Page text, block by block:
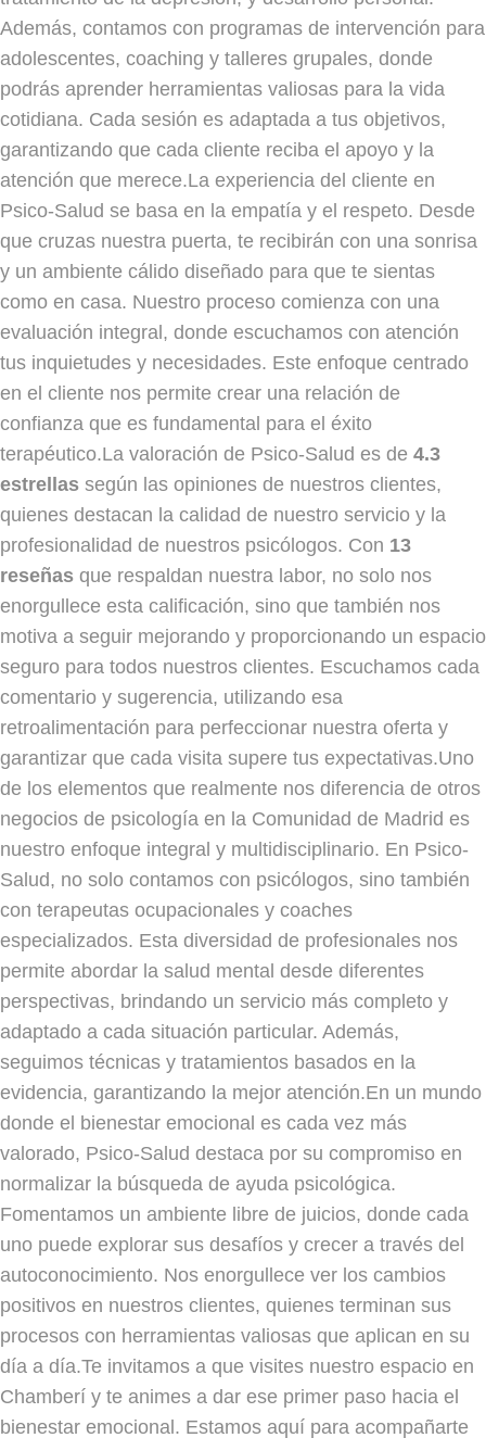
Además, contamos con programas de intervención para
adolescentes, coaching y talleres grupales, donde
podrás aprender herramientas valiosas para la vida
cotidiana. Cada sesión es adaptada a tus objetivos,
garantizando que cada cliente reciba el apoyo y la
atención que merece.La experiencia del cliente en
Psico-Salud se basa en la empatía y el respeto. Desde
que cruzas nuestra puerta, te recibirán con una sonrisa
y un ambiente cálido diseñado para que te sientas
como en casa. Nuestro proceso comienza con una
evaluación integral, donde escuchamos con atención
tus inquietudes y necesidades. Este enfoque centrado
en el cliente nos permite crear una relación de
confianza que es fundamental para el éxito
terapéutico.La valoración de Psico-Salud es de 4.3
estrellas según las opiniones de nuestros clientes,
quienes destacan la calidad de nuestro servicio y la
profesionalidad de nuestros psicólogos. Con 13
reseñas que respaldan nuestra labor, no solo nos
enorgullece esta calificación, sino que también nos
motiva a seguir mejorando y proporcionando un espacio
seguro para todos nuestros clientes. Escuchamos cada
comentario y sugerencia, utilizando esa
retroalimentación para perfeccionar nuestra oferta y
garantizar que cada visita supere tus expectativas.Uno
de los elementos que realmente nos diferencia de otros
negocios de psicología en la Comunidad de Madrid es
nuestro enfoque integral y multidisciplinario. En Psico-
Salud, no solo contamos con psicólogos, sino también
con terapeutas ocupacionales y coaches
especializados. Esta diversidad de profesionales nos
permite abordar la salud mental desde diferentes
perspectivas, brindando un servicio más completo y
adaptado a cada situación particular. Además,
seguimos técnicas y tratamientos basados en la
evidencia, garantizando la mejor atención.En un mundo
donde el bienestar emocional es cada vez más
valorado, Psico-Salud destaca por su compromiso en
normalizar la búsqueda de ayuda psicológica.
Fomentamos un ambiente libre de juicios, donde cada
uno puede explorar sus desafíos y crecer a través del
autoconocimiento. Nos enorgullece ver los cambios
positivos en nuestros clientes, quienes terminan sus
procesos con herramientas valiosas que aplican en su
día a día.Te invitamos a que visites nuestro espacio en
Chamberí y te animes a dar ese primer paso hacia el
bienestar emocional. Estamos aquí para acompañarte